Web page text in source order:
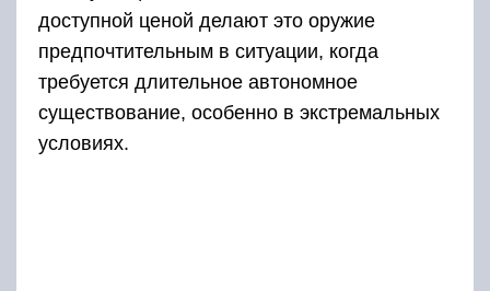
доступной ценой делают это оружие
предпочтительным в ситуации, когда
требуется длительное автономное
существование, особенно в экстремальных
условиях.